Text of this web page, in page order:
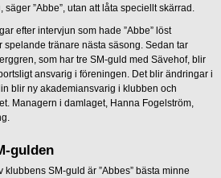
”Abbe”, utan att låta speciellt skärrad.
efter intervjun som hade ”Abbe” löst
tränare nästa säsong. Sedan tar
som har tre SM-guld med Sävehof, blir
ansvarig i föreningen. Det blir ändringar i
blir ny akademiansvarig i klubben och
Managern i damlaget, Hanna Fogelström,
gulden
klubbens SM-guld är ”Abbes” bästa minne